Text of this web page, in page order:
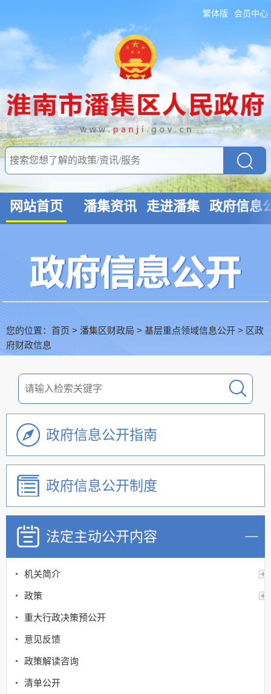
繁体版 会员中心
网站首页 潘集资讯 走进潘集 政府信息
您的位置： 首页 > 潘集区财政局 > 基层重点领域信息公开 > 区政
府财政信息
政府信息公开指南
政府信息公开制度
法定主动公开内容
机关简介
政策
重大行政决策预公开
意见反馈
政策解读咨询
清单公开